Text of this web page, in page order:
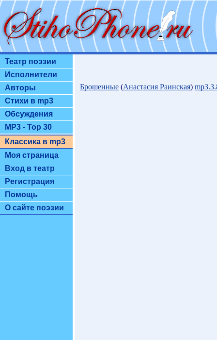
Театр поэзии
Исполнители
Авторы
Стихи в mp3
Обсуждения
MP3 - Top 30
Классика в mp3
Моя страница
Вход в театр
Регистрация
Помощь
О сайте поэзии
Брошенные (Анастасия Раинская)